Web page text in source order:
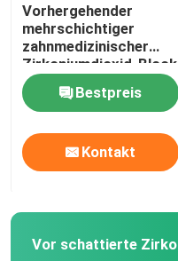
Vorhergehender
mehrschichtiger
zahnmedizinischer
Zirkoniumdioxid-Block
B2 D98*18mm für
ästhetische
Wiederherstellung
Bestpreis
Kontakt